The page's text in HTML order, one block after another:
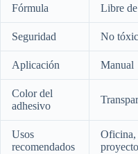
Fórmula Libre
Seguridad No
Aplicación Manual
Color del
adhesivo
Usos
recomendados
Oficina,